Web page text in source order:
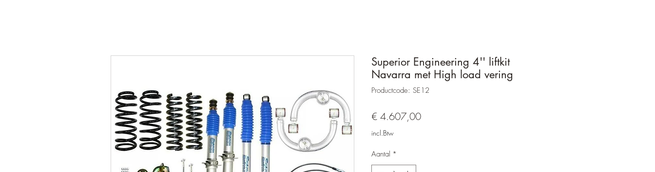
Superior Engineering 4'' liftkit
Navarra met High load vering
Productcode: SE12
€ 4.607,00Prijs
incl.Btw
Aantal *